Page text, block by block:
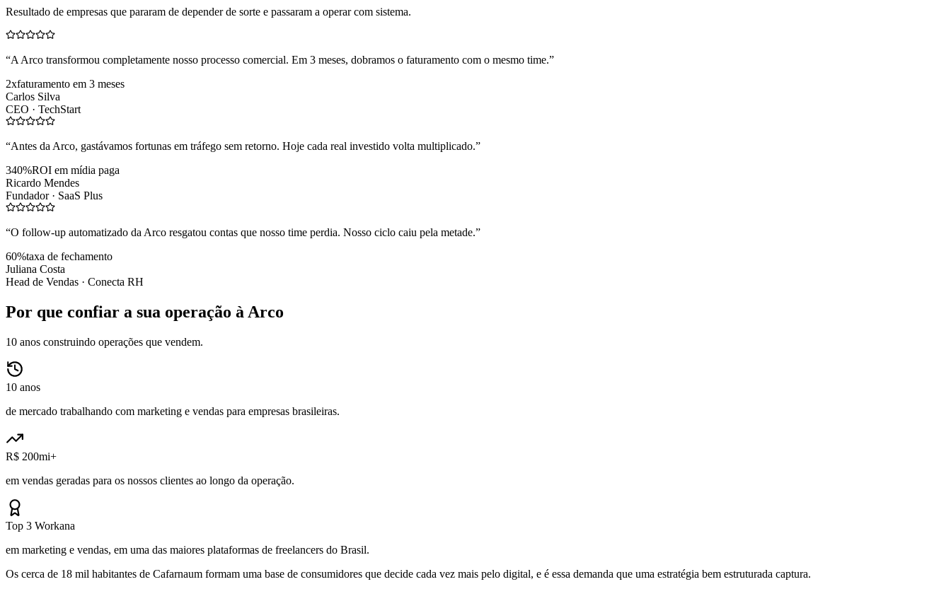
Resultado de empresas que pararam de depender de sorte e passaram a operar com sistema.
“A Arco transformou completamente nosso processo comercial. Em 3 meses, dobramos o faturamento com o mesmo time.”
2xfaturamento em 3 meses
Carlos Silva
CEO · TechStart
“Antes da Arco, gastávamos fortunas em tráfego sem retorno. Hoje cada real investido volta multiplicado.”
340%ROI em mídia paga
Ricardo Mendes
Fundador · SaaS Plus
“O follow-up automatizado da Arco resgatou contas que nosso time perdia. Nosso ciclo caiu pela metade.”
60%taxa de fechamento
Juliana Costa
Head de Vendas · Conecta RH
Por que confiar a sua operação à Arco
10 anos construindo operações que vendem.
10 anos
de mercado trabalhando com marketing e vendas para empresas brasileiras.
R$ 200mi+
em vendas geradas para os nossos clientes ao longo da operação.
Top 3 Workana
em marketing e vendas, em uma das maiores plataformas de freelancers do Brasil.
Os cerca de 18 mil habitantes de Cafarnaum formam uma base de consumidores que decide cada vez mais pelo digital, e é essa demanda que uma estratégia bem estruturada captura.